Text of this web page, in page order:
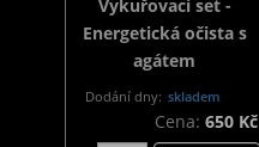
Vykuřovací set -
Energetická očista s
agátem
Dodání dny: skladem
Cena: 650 Kč